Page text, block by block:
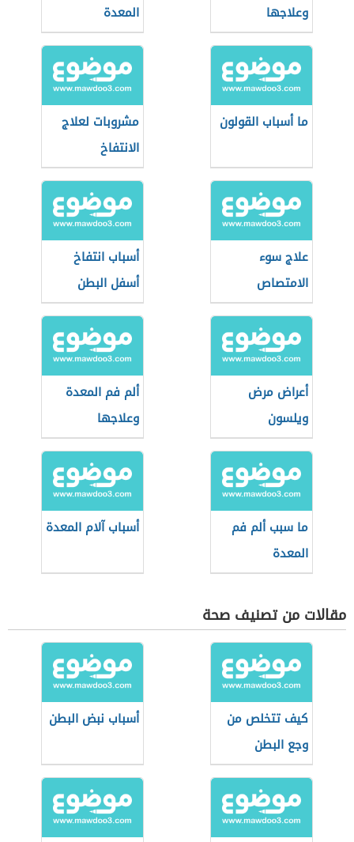
وعلاجها
المعدة
ما أسباب القولون
مشروبات لعلاج
الانتفاخ
علاج سوء
الامتصاص
أسباب انتفاخ
أسفل البطن
أعراض مرض
ويلسون
ألم فم المعدة
وعلاجها
ما سبب ألم فم
المعدة
أسباب آلام المعدة
مقالات من تصنيف صحة
كيف تتخلص من
وجع البطن
أسباب نبض البطن